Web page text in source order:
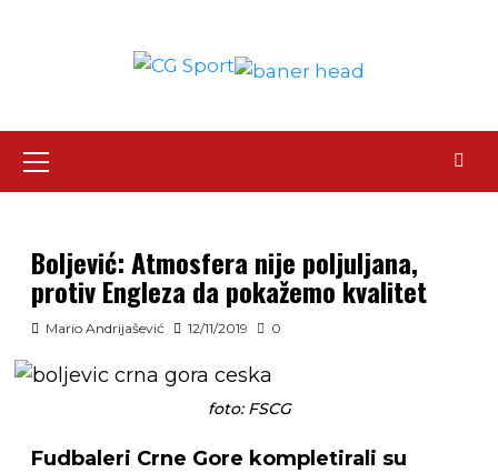
Menu
Boljević: Atmosfera nije poljuljana,
protiv Engleza da pokažemo kvalitet
Mario Andrijašević 12/11/2019 0
foto: FSCG
Fudbaleri Crne Gore kompletirali su